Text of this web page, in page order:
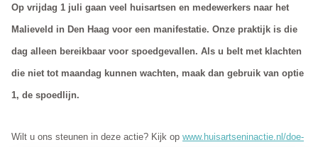
Op vrijdag 1 juli gaan veel huisartsen en medewerkers naar het
Malieveld in Den Haag voor een manifestatie. Onze praktijk is die
dag alleen bereikbaar voor spoedgevallen. Als u belt met klachten
die niet tot maandag kunnen wachten, maak dan gebruik van optie
1, de spoedlijn.
Wilt u ons steunen in deze actie? Kijk op www.huisartseninactie.nl/doe-